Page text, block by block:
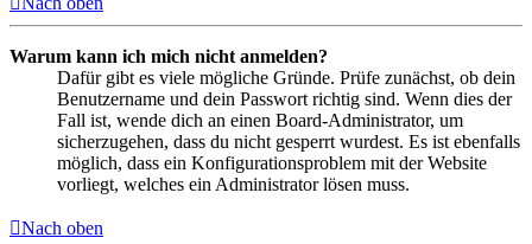
Warum kann ich mich nicht anmelden?
Dafür gibt es viele mögliche Gründe. Prüfe zunächst, ob dein
Benutzername und dein Passwort richtig sind. Wenn dies der
Fall ist, wende dich an einen Board-Administrator, um
sicherzugehen, dass du nicht gesperrt wurdest. Es ist ebenfalls
möglich, dass ein Konfigurationsproblem mit der Website
vorliegt, welches ein Administrator lösen muss.
Nach oben